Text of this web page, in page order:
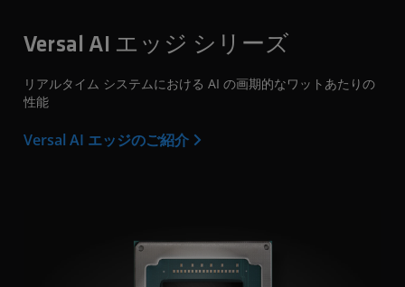
Versal AI エッジ シリーズ
リアルタイム システムにおける AI の画期的なワットあたりの
性能
Versal AI エッジのご紹介